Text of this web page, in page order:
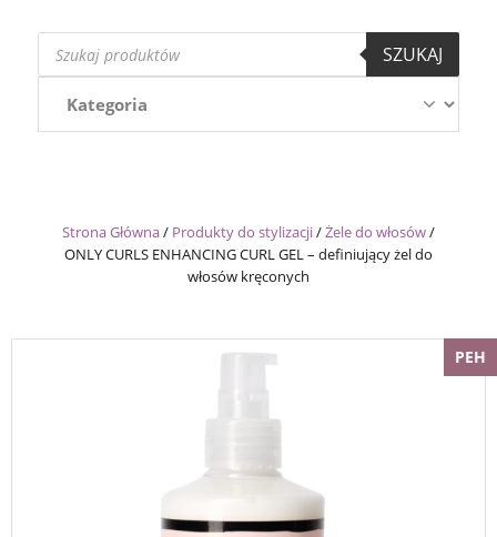
Wyszukiwarka
produktów
SZUKAJ
Strona Główna/ Produkty do stylizacji/Żele do włosów/
ONLY CURLS ENHANCING CURL GEL – definiujący żel do
włosów kręconych
PEH